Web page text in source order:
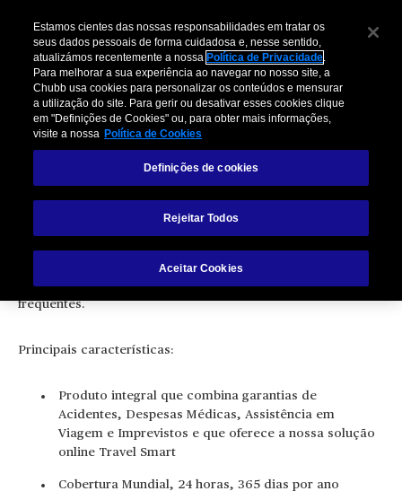
Chubb Easy Solutions Business Class
Solução inovadora concebida para empresas cujos
diretores e funcionários realizam viagens profissionais
frequentes.
Principais características:
Produto integral que combina garantias de
Acidentes, Despesas Médicas, Assistência em
Viagem e Imprevistos e que oferece a nossa solução
online Travel Smart
Cobertura Mundial, 24 horas, 365 dias por ano
Estamos cientes das nossas responsabilidades em tratar os
seus dados pessoais de forma cuidadosa e, nesse sentido,
atualizámos recentemente a nossa Política de Privacidade.
Para melhorar a sua experiência ao navegar no nosso site, a
Chubb usa cookies para personalizar os conteúdos e mensurar
a utilização do site. Para gerir ou desativar esses cookies clique
em "Definições de Cookies" ou, para obter mais informações,
visite a nossa Política de Cookies
Definições de cookies
Rejeitar Todos
Aceitar Cookies